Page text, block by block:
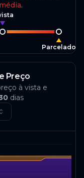
.
Parcelado
Preço
à vista e
dias